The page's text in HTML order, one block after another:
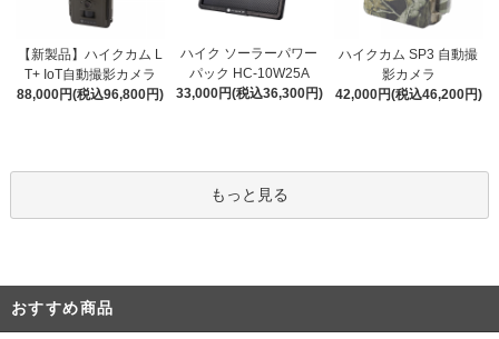
【新製品】ハイクカム L
T+ IoT自動撮影カメラ
88,000円(税込96,800円)
ハイク ソーラーパワー
パック HC-10W25A
33,000円(税込36,300円)
ハイクカム SP3 自動撮
影カメラ
42,000円(税込46,200円)
もっと見る
おすすめ商品